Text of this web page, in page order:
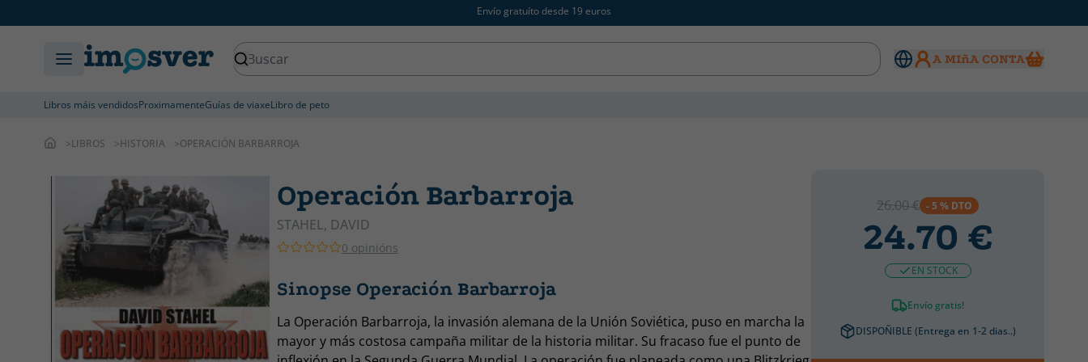
Envío gratuíto desde 19 euros
A MIñA CONTA
Libros máis vendidosProximamenteGuías de viaxeLibro de peto
LIBROS HISTORIA OPERACIÓN BARBARROJA
Operación Barbarroja
STAHEL, DAVID
0 opinións
Sinopse Operación Barbarroja
La Operación Barbarroja, la invasión alemana de la Unión Soviética, puso en marcha la
mayor y más costosa campaña militar de la historia militar. Su fracaso fue el punto de
26.00 € - 5 % DTO
24.70 €
EN STOCK
Envío gratis!
DISPOÑIBLE (Entrega en 1-2 dias..)